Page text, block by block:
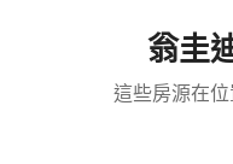
翁圭
這些房源在